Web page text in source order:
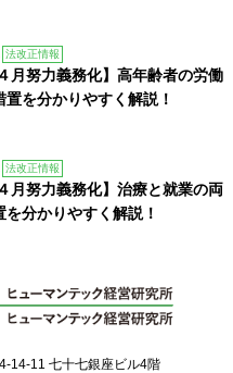
法改正情報
月努力義務化】高年齢者の労働
置を分かりやすく解説！
法改正情報
月努力義務化】治療と就業の両
を分かりやすく解説！
14-11 七十七銀座ビル4階